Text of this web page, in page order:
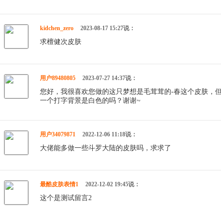
kidchen_zero 2023-08-17 15:27说：
求檀健次皮肤
用户89480805 2023-07-27 14:37说：
您好，我很喜欢您做的这只梦想是毛茸茸的-春这个皮肤，
一个打字背景是白色的吗？谢谢~
用户34079871 2022-12-06 11:18说：
大佬能多做一些斗罗大陆的皮肤吗，求求了
最酷皮肤表情1 2022-12-02 19:45说：
这个是测试留言2